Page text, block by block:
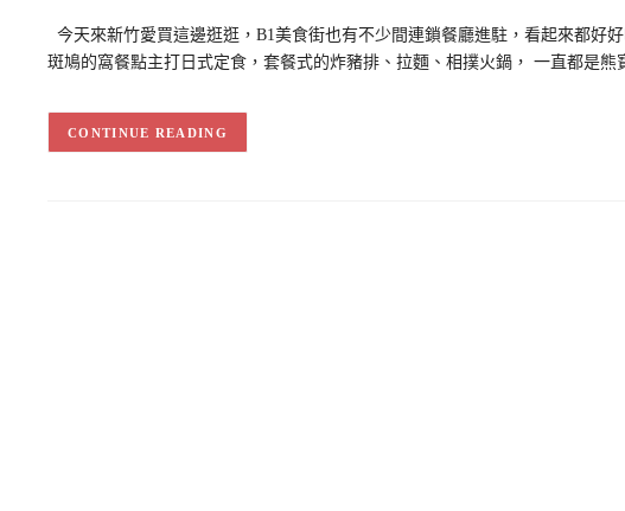
今天來新竹愛買這邊逛逛，B1美食街也有不少間連鎖餐廳進駐，看起來都好
斑鳩的窩餐點主打日式定食，套餐式的炸豬排、拉麵、相撲火鍋， 一直都是
CONTINUE READING